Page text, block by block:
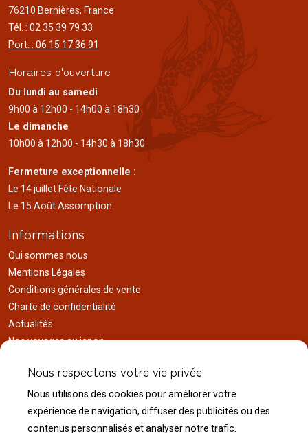
76210 Bernières, France
Tél. : 02 35 39 79 33
Port. : 06 15 17 36 91
Horaires d'ouverture
Du lundi au samedi
9h00 à 12h00 - 14h00 à 18h30
Le dimanche
10h00 à 12h00 - 14h30 à 18h30
Fermeture exceptionnelle :
Le 14 juillet Fête Nationale
Le 15 Août Assomption
Informations
Qui sommes nous
Mentions Légales
Conditions générales de vente
Charte de confidentialité
Actualités
Nos voyages au japon
Liens utiles
Service client
Nous contacter
Nous respectons votre vie privée
Nous utilisons des cookies pour améliorer votre
expérience de navigation, diffuser des publicités ou des
contenus personnalisés et analyser notre trafic.